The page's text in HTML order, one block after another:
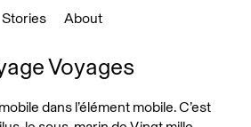
Stories About
Voyages
dans l’élément mobile. C’est